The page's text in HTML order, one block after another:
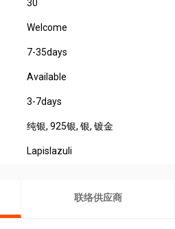
30
Welcome
7-35days
Available
3-7days
纯银, 925银, 银, 镀金
Lapislazuli
联络供应商